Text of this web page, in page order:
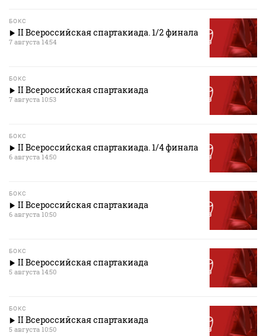
БОКС
II Всероссийская спартакиада. 1/2 финала
7 августа 14:54
БОКС
II Всероссийская спартакиада
7 августа 10:53
БОКС
II Всероссийская спартакиада. 1/4 финала
6 августа 14:50
БОКС
II Всероссийская спартакиада
6 августа 10:50
БОКС
II Всероссийская спартакиада
5 августа 14:50
БОКС
II Всероссийская спартакиада
5 августа 10:50